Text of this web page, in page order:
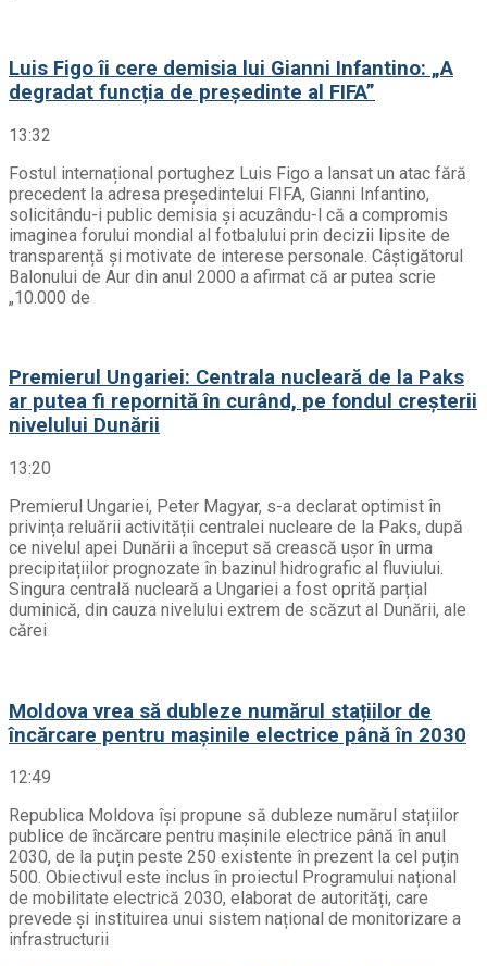
Luis Figo îi cere demisia lui Gianni Infantino: „A
degradat funcția de președinte al FIFA”
13:32
Fostul internațional portughez Luis Figo a lansat un atac fără
precedent la adresa președintelui FIFA, Gianni Infantino,
solicitându-i public demisia și acuzându-l că a compromis
imaginea forului mondial al fotbalului prin decizii lipsite de
transparență și motivate de interese personale. Câștigătorul
Balonului de Aur din anul 2000 a afirmat că ar putea scrie
„10.000 de
Premierul Ungariei: Centrala nucleară de la Paks
ar putea fi repornită în curând, pe fondul creșterii
nivelului Dunării
13:20
Premierul Ungariei, Peter Magyar, s-a declarat optimist în
privința reluării activității centralei nucleare de la Paks, după
ce nivelul apei Dunării a început să crească ușor în urma
precipitațiilor prognozate în bazinul hidrografic al fluviului.
Singura centrală nucleară a Ungariei a fost oprită parțial
duminică, din cauza nivelului extrem de scăzut al Dunării, ale
cărei
Moldova vrea să dubleze numărul stațiilor de
încărcare pentru mașinile electrice până în 2030
12:49
Republica Moldova își propune să dubleze numărul stațiilor
publice de încărcare pentru mașinile electrice până în anul
2030, de la puțin peste 250 existente în prezent la cel puțin
500. Obiectivul este inclus în proiectul Programului național
de mobilitate electrică 2030, elaborat de autorități, care
prevede și instituirea unui sistem național de monitorizare a
infrastructurii